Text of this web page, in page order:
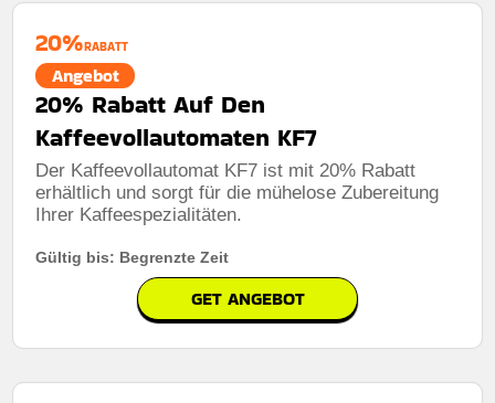
20%RABATT
Angebot
20% Rabatt Auf Den
Kaffeevollautomaten KF7
Der Kaffeevollautomat KF7 ist mit 20% Rabatt
erhältlich und sorgt für die mühelose Zubereitung
Ihrer Kaffeespezialitäten.
Gültig bis: Begrenzte Zeit
GET ANGEBOT